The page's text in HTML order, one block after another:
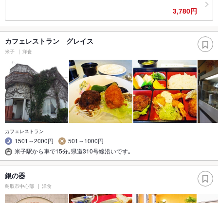
3,780円
カフェレストラン グレイス
米子 洋食
カフェレストラン
1501～2000円
501～1000円
米子駅から車で15分｡県道310号線沿いです｡
銀の器
鳥取市中心部 洋食